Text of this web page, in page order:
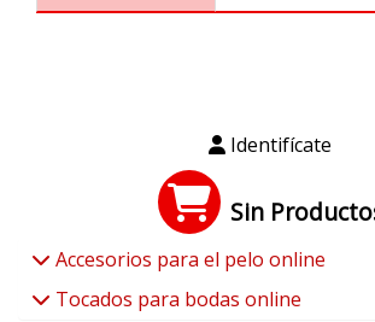
Identifícate
Sin
Accesorios para el pelo online
Tocados para bodas online